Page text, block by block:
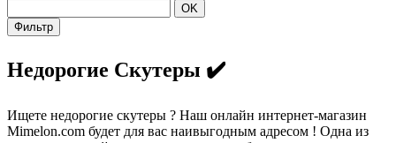
OK
Фильтр
Недорогие Скутеры ✔️
Ищете недорогие скутеры ? Наш онлайн интернет-магазин
Mimelon.com будет для вас наивыгодным адресом ! Одна из